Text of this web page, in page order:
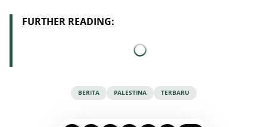
FURTHER READING:
BERITA PALESTINA TERBARU